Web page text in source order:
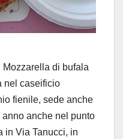
di bufala
nel caseificio
fienile, sede anche
anche nel punto
in Via Tanucci, in